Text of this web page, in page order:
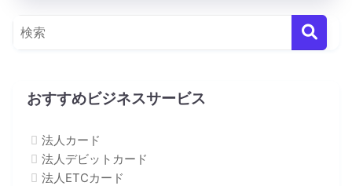
おすすめビジネスサービス
法人カード
法人デビットカード
法人ETCカード